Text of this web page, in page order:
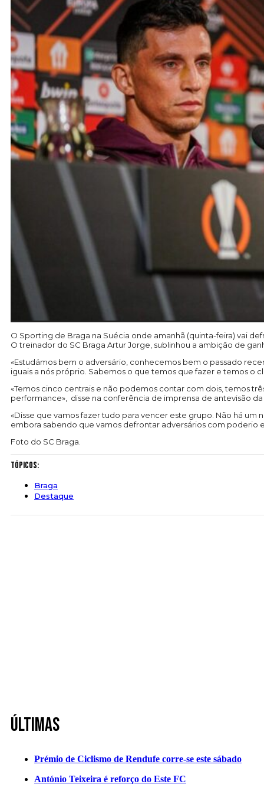
O Sporting de Braga na Suécia onde amanhã (quinta-feira) vai
O treinador do SC Braga Artur Jorge, sublinhou a ambição de
«Estudámos bem o adversário, conhecemos bem o passado
iguais a nós próprio. Sabemos o que temos que fazer e temos o
«Temos cinco centrais e não podemos contar com dois, temos
performance», disse na conferência de imprensa de antevisão
«Disse que vamos fazer tudo para vencer este grupo. Não há
embora sabendo que vamos defrontar adversários com poderio
Foto do SC Braga.
Tópicos:
Braga
Destaque
Últimas
Prémio de Ciclismo de Rendufe corre-se este sábado
António Teixeira é reforço do Este FC